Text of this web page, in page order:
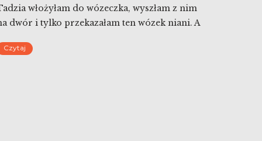
włożyłam do wózeczka, wyszłam z nim
dwór i tylko przekazałam ten wózek niani. A
i pojadę 100 metrów sprawdzając czy
Czytaj